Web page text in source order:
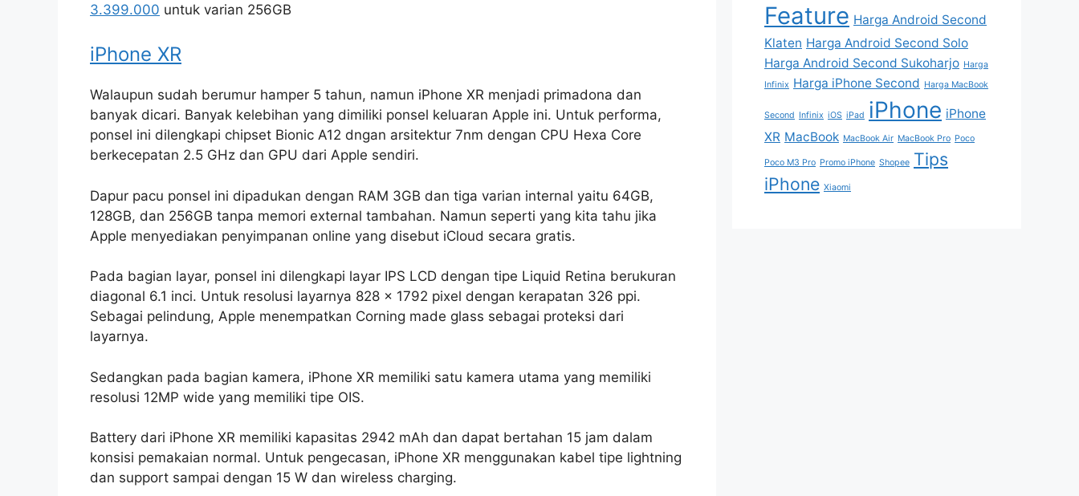
3.399.000 untuk varian 256GB
iPhone XR
Walaupun sudah berumur hamper 5 tahun, namun iPhone XR menjadi primadona dan
banyak dicari. Banyak kelebihan yang dimiliki ponsel keluaran Apple ini. Untuk performa,
ponsel ini dilengkapi chipset Bionic A12 dngan arsitektur 7nm dengan CPU Hexa Core
berkecepatan 2.5 GHz dan GPU dari Apple sendiri.
Dapur pacu ponsel ini dipadukan dengan RAM 3GB dan tiga varian internal yaitu 64GB,
128GB, dan 256GB tanpa memori external tambahan. Namun seperti yang kita tahu jika
Apple menyediakan penyimpanan online yang disebut iCloud secara gratis.
Pada bagian layar, ponsel ini dilengkapi layar IPS LCD dengan tipe Liquid Retina berukuran
diagonal 6.1 inci. Untuk resolusi layarnya 828 x 1792 pixel dengan kerapatan 326 ppi.
Sebagai pelindung, Apple menempatkan Corning made glass sebagai proteksi dari
layarnya.
Sedangkan pada bagian kamera, iPhone XR memiliki satu kamera utama yang memiliki
resolusi 12MP wide yang memiliki tipe OIS.
Battery dari iPhone XR memiliki kapasitas 2942 mAh dan dapat bertahan 15 jam dalam
konsisi pemakaian normal. Untuk pengecasan, iPhone XR menggunakan kabel tipe lightning
dan support sampai dengan 15 W dan wireless charging.
Feature Harga Android Second
Klaten Harga Android Second Solo
Harga Android Second Sukoharjo Harga
Infinix Harga iPhone Second Harga MacBook
Second Infinix iOS iPad iPhone iPhone
XR MacBook MacBook Air MacBook Pro Poco
Poco M3 Pro Promo iPhone Shopee Tips
iPhone Xiaomi